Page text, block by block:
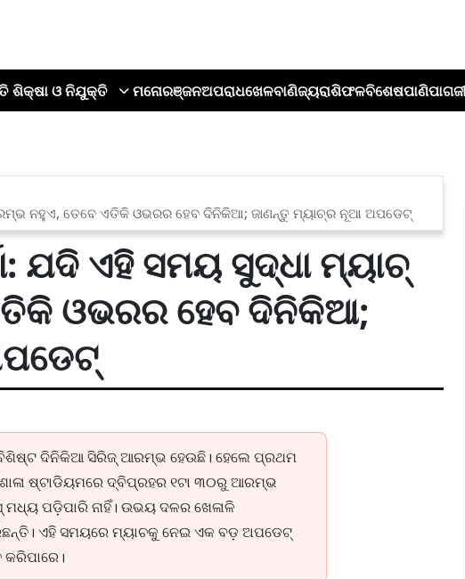
ଶିକ୍ଷା ଓ ନିଯୁକ୍ତି ମନୋରଞ୍ଜନଅପରାଧଖେଳବାଣିଜ୍ୟରାଶିଫଳବିଶେଷପାଣିପାଗ
ନହୁଏ, ତେବେ ଏତିକି ଓଭରର ହେବ ଦିନିକିଆ; ଜାଣନ୍ତୁ ମ୍ୟାଚ୍‌ର ନୂଆ ଅପଡେଟ୍
ଯଦି ଏହି ସମୟ ସୁଦ୍ଧା ମ୍ୟାଚ୍
ଓଭରର ହେବ ଦିନିକିଆ;
ଦିନିକିଆ ସିରିଜ୍ ଆରମ୍ଭ ହେଉଛି। ହେଲେ ପ୍ରଥମ
ଷ୍ଟାଡିୟମରେ ଦ୍ବିପ୍ରହର ୧ଟା ୩୦ରୁ ଆରମ୍ଭ
ମଧ୍ୟ ପଡ଼ିପାରି ନାହିଁ। ଉଭୟ ଦଳର ଖେଳାଳି
ଏହି ସମୟରେ ମ୍ୟାଚକୁ ନେଇ ଏକ ବଡ଼ ଅପଡେଟ୍